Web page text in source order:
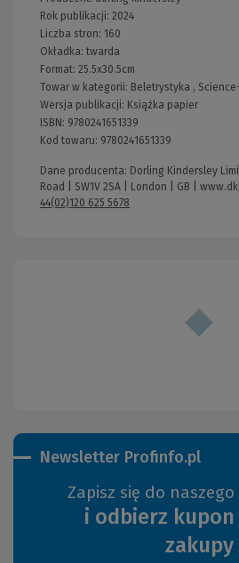
Rok publikacji: 2024
Liczba stron: 160
Okładka:twarda
Format: 25.5x30.5cm
Towar w kategorii: Beletrystyka ,
Wersja publikacji: Książka papier
ISBN: 9780241651339
Kod towaru: 9780241651339
Dane producenta: Dorling Kindersley
Road | SW1V 2SA | London | GB |
44(02)120 625 5678
Newsletter Profinfo.pl
Zapisz się do
i odbierz kupon
zakupy